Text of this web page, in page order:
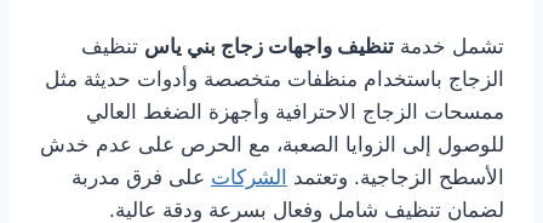
تشمل خدمة تنظيف واجهات زجاج بني ياس تنظيف
الزجاج باستخدام منظفات متخصصة وأدوات حديثة مثل
ممسحات الزجاج الاحترافية وأجهزة الضغط العالي
للوصول إلى الزوايا الصعبة، مع الحرص على عدم خدش
الأسطح الزجاجية. وتعتمد الشركات على فرق مدربة
لضمان تنظيف شامل وفعال بسرعة ودقة عالية.